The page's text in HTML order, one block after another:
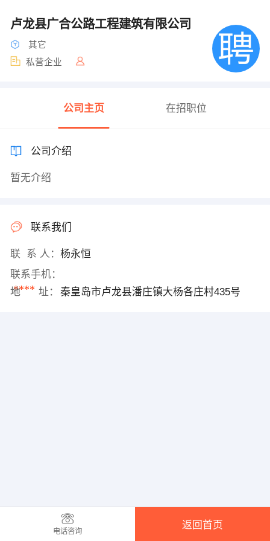
卢龙县广合公路工程建筑有限公司
其它
私营企业
公司主页 在招职位
公司介绍
暂无介绍
联系我们
联 系 人： 杨永恒
联系手机：
****
地 址： 秦皇岛市卢龙县潘庄镇大杨各庄村435号
电话咨询
返回首页